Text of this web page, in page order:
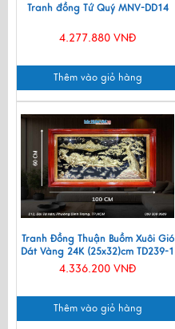
Tranh đồng Tứ Quý MNV-DD14
4.277.880 VNĐ
Thêm vào giỏ hàng
Tranh Đồng Thuận Buồm Xuôi Gió
Dát Vàng 24K (25x32)cm TD239-1
4.336.200 VNĐ
Thêm vào giỏ hàng